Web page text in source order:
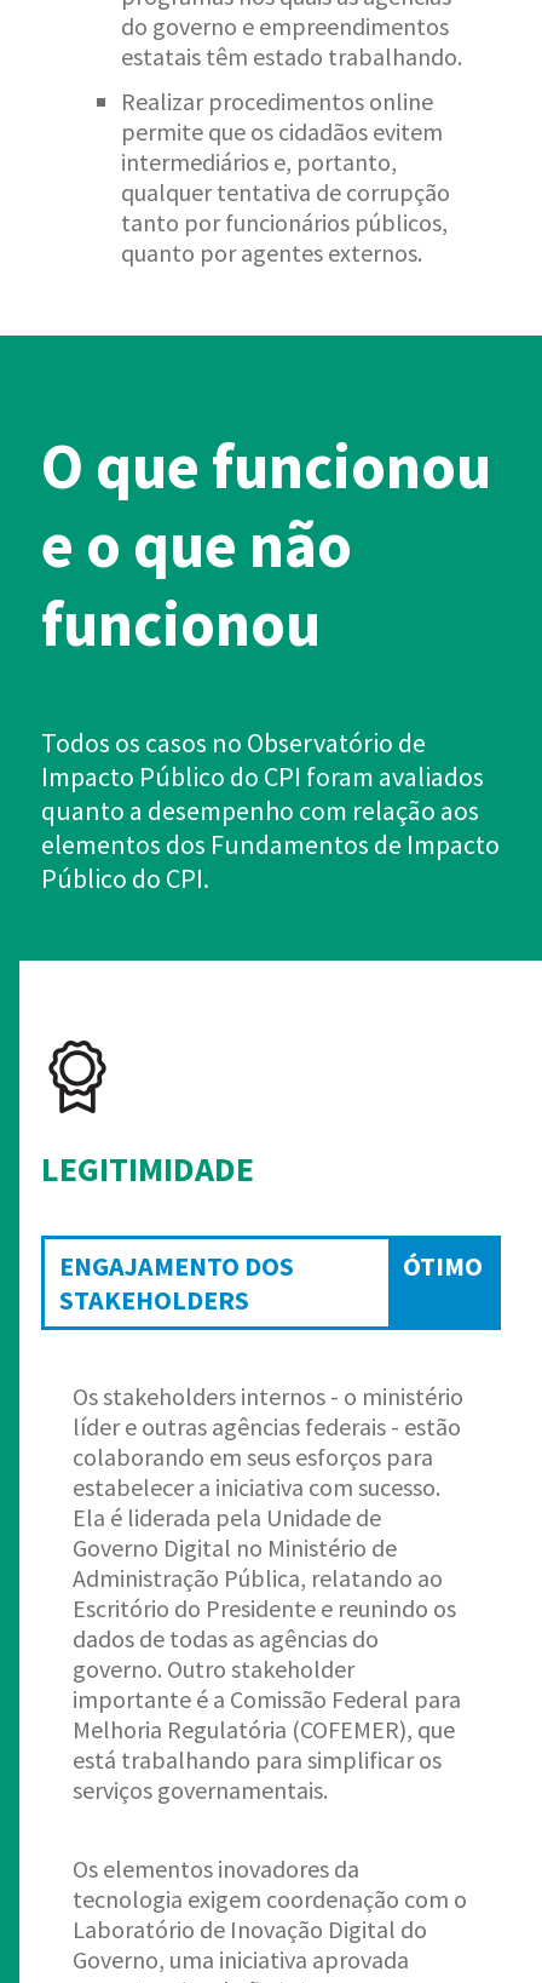
do governo e empreendimentos
estatais têm estado trabalhando.
Realizar procedimentos online
permite que os cidadãos evitem
intermediários e, portanto,
qualquer tentativa de corrupção
tanto por funcionários públicos,
quanto por agentes externos.
O que funcionou
e o que não
funcionou
Todos os casos no Observatório de
Impacto Público do CPI foram avaliados
quanto a desempenho com relação aos
elementos dos Fundamentos de Impacto
Público do CPI.
LEGITIMIDADE
ENGAJAMENTO DOS
STAKEHOLDERS
ÓTIMO
Os stakeholders internos - o ministério
líder e outras agências federais - estão
colaborando em seus esforços para
estabelecer a iniciativa com sucesso.
Ela é liderada pela Unidade de
Governo Digital no Ministério de
Administração Pública, relatando ao
Escritório do Presidente e reunindo os
dados de todas as agências do
governo. Outro stakeholder
importante é a Comissão Federal para
Melhoria Regulatória (COFEMER), que
está trabalhando para simplificar os
serviços governamentais.
Os elementos inovadores da
tecnologia exigem coordenação com o
Laboratório de Inovação Digital do
Governo, uma iniciativa aprovada